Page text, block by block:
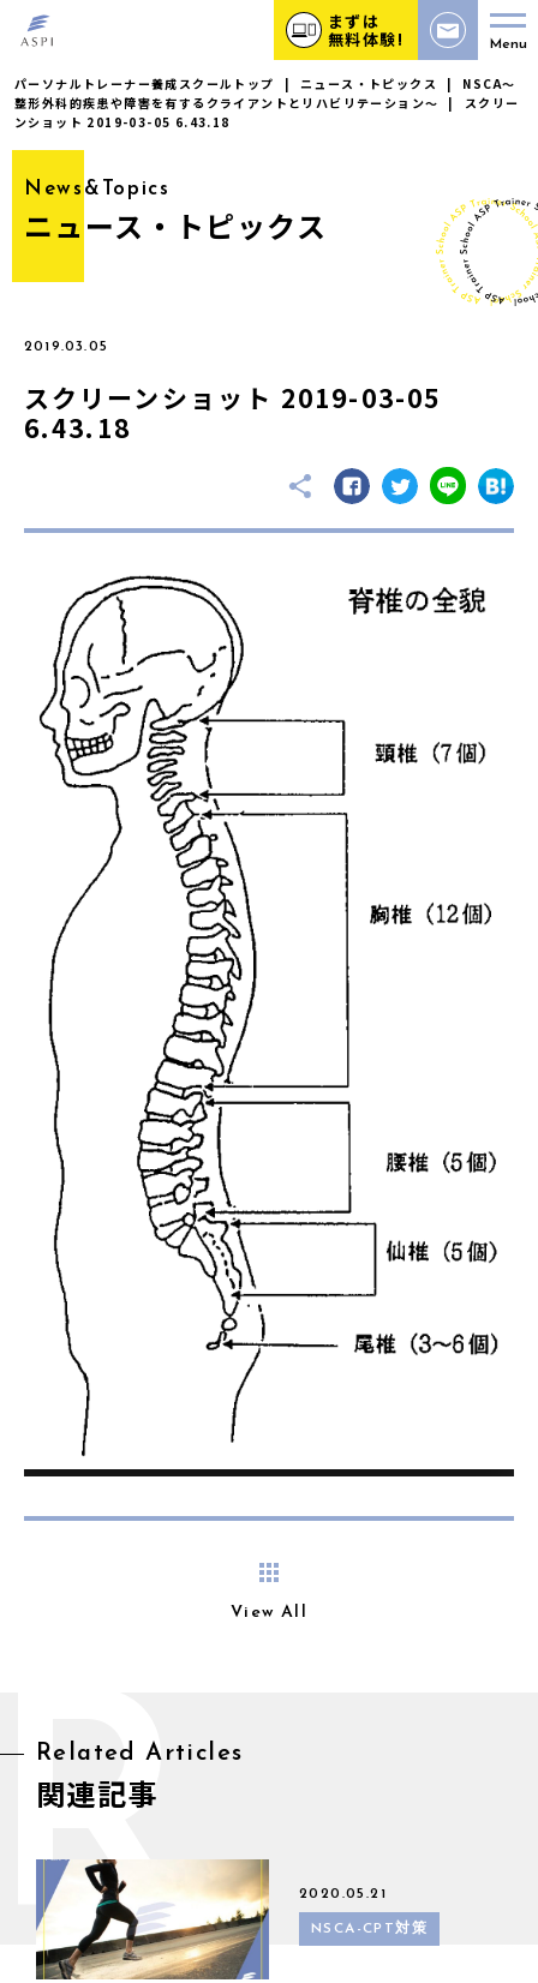
まずは
無料体験! Menu
パーソナルトレーナー養成スクールトップ | ニュース・トピックス |
NSCA〜
整形外科的疾患や障害を有するクライアントとリハビリテーション〜
|
スクリー
ンショット 2019-03-05 6.43.18
News&Topics
ニュース・トピックス
2019.03.05
スクリーンショット 2019-03-05
6.43.18
View All
Related Articles
関連記事
2020.05.21
NSCA-CPT対策